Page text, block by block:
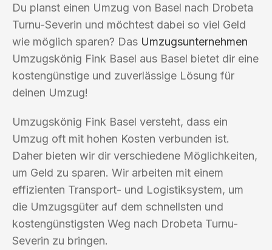
Du planst einen Umzug von Basel nach Drobeta
Turnu-Severin und möchtest dabei so viel Geld
wie möglich sparen? Das Umzugsunternehmen
Umzugskönig Fink Basel aus Basel bietet dir eine
kostengünstige und zuverlässige Lösung für
deinen Umzug!
Umzugskönig Fink Basel versteht, dass ein
Umzug oft mit hohen Kosten verbunden ist.
Daher bieten wir dir verschiedene Möglichkeiten,
um Geld zu sparen. Wir arbeiten mit einem
effizienten Transport- und Logistiksystem, um
die Umzugsgüter auf dem schnellsten und
kostengünstigsten Weg nach Drobeta Turnu-
Severin zu bringen.